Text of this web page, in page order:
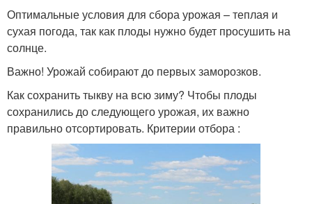
Оптимальные условия для сбора урожая – теплая и
сухая погода, так как плоды нужно будет просушить на
солнце.
Важно! Урожай собирают до первых заморозков.
Как сохранить тыкву на всю зиму? Чтобы плоды
сохранились до следующего урожая, их важно
правильно отсортировать. Критерии отбора :